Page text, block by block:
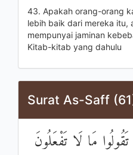
43. Apakah orang-orang
lebih baik dari mereka itu,
mempunyai jaminan
Kitab-kitab yang dahulu
Surat As-Saff
مَا لَا تَفْعَلُونَ